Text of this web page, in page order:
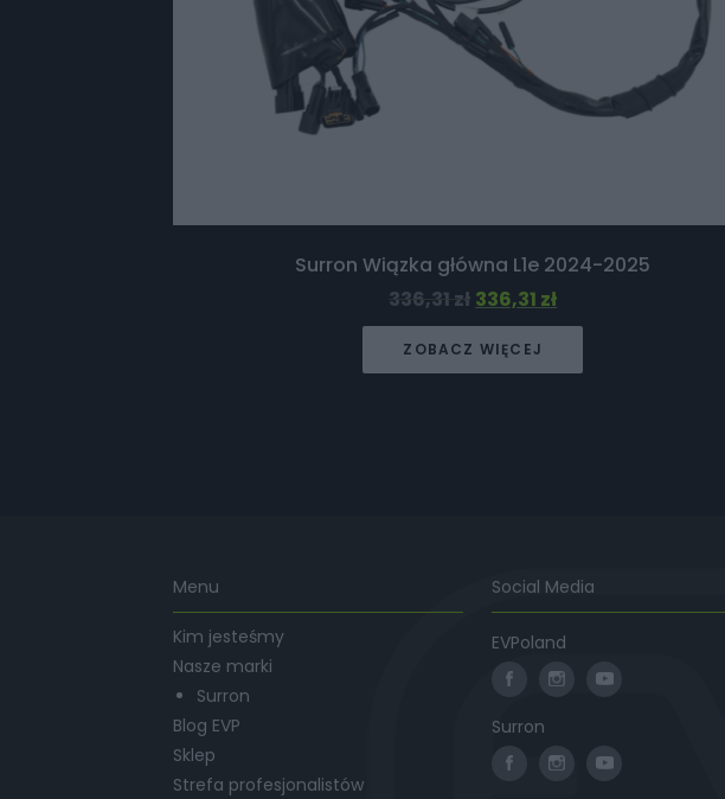
Surron Wiązka główna L1e 2024-2025
336,31 zł 336,31 zł
ZOBACZ WIĘCEJ
Menu
Kim jesteśmy
Nasze marki
Surron
Blog EVP
Sklep
Strefa profesjonalistów
Social Media
EVPoland
Surron